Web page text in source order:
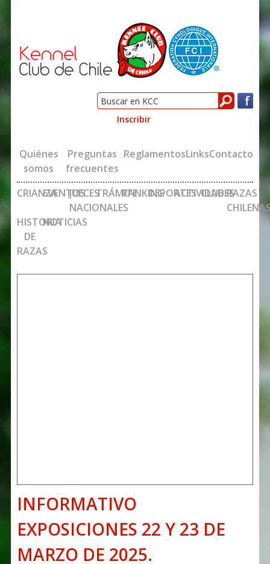
Inscribir
Quiénes
somos
Preguntas
frecuentes
ReglamentosLinksContacto
CRIANZAEVENTOS
JUECES
NACIONALES
TRÁMITERANKINGDEPORTESACTIVIDADES
CLUBESRAZAS
HISTORIA
DE
RAZAS
NOTICIAS
INFORMATIVO
EXPOSICIONES 22 Y 23 DE
MARZO DE 2025.